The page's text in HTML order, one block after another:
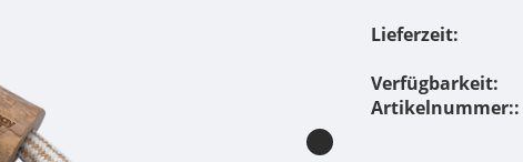
Lieferzeit:
Verfügbarkeit:
Artikelnummer::